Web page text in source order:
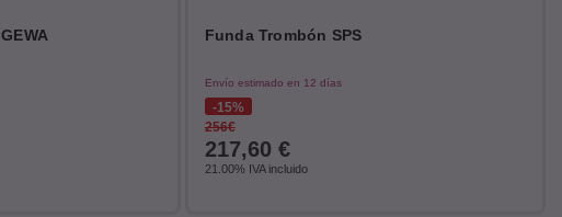
Funda Trombón SPS GEWA Funda Trombón SPS
Envío estimado en 12 días
15%
256€
217,60 €
21.00% IVA incluido